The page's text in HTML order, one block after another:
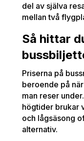
del av själva
mellan två
Så hittar
Priserna på
beroende på
man reser
högtider brukar
och lågsäsong
alternativ.